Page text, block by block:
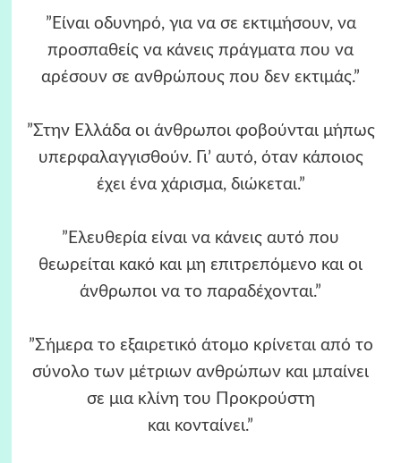
”Είναι οδυνηρό, για να σε εκτιμήσουν, να
προσπαθείς να κάνεις πράγματα που να
αρέσουν σε ανθρώπους που δεν εκτιμάς.”
”Στην Ελλάδα οι άνθρωποι φοβούνται μήπως
υπερφαλαγγισθούν. Γι’ αυτό, όταν κάποιος
έχει ένα χάρισμα, διώκεται.”
”Ελευθερία είναι να κάνεις αυτό που
θεωρείται κακό και μη επιτρεπόμενο και οι
άνθρωποι να το παραδέχονται.”
”Σήμερα το εξαιρετικό άτομο κρίνεται από το
σύνολο των μέτριων ανθρώπων και μπαίνει
σε μια κλίνη του Προκρούστη
και κονταίνει.”